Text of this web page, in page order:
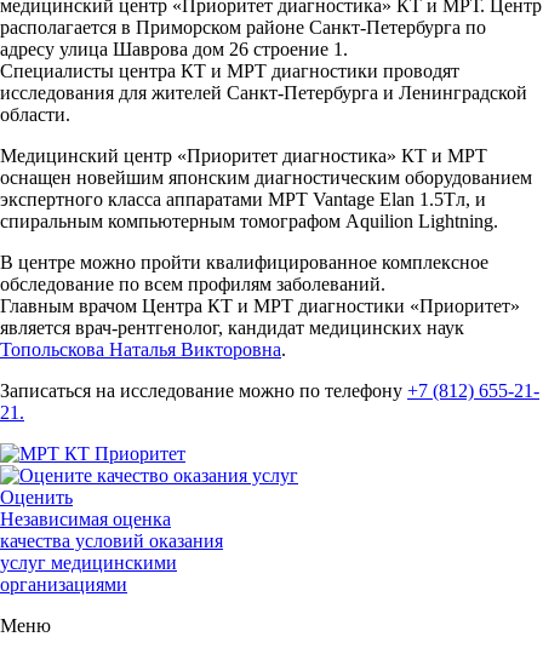
медицинский центр «Приоритет диагностика» КТ и МРТ. Центр
располагается в Приморском районе Санкт-Петербурга по
адресу улица Шаврова дом 26 строение 1.
Специалисты центра КТ и МРТ диагностики проводят
исследования для жителей Санкт-Петербурга и Ленинградской
области.
Медицинский центр «Приоритет диагностика» КТ и МРТ
оснащен новейшим японским диагностическим оборудованием
экспертного класса аппаратами МРТ Vantage Elan 1.5Tл, и
спиральным компьютерным томографом Aquilion Lightning.
В центре можно пройти квалифицированное комплексное
обследование по всем профилям заболеваний.
Главным врачом Центра КТ и МРТ диагностики «Приоритет»
является врач-рентгенолог, кандидат медицинских наук
Топольскова Наталья Викторовна.
Записаться на исследование можно по телефону +7 (812) 655-21-
21.
Оценить
Независимая оценка
качества условий оказания
услуг медицинскими
организациями
Меню